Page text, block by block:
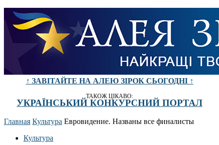
↑ ЗАВІТАЙТЕ НА АЛЕЮ ЗІРОК СЬОГОДНІ ↑
ТАКОЖ ЦІКАВО:
УКРАЇНСЬКИЙ КОНКУРСНИЙ ПОРТАЛ
Главная Культура Евровидение. Названы все финалисты
Культура